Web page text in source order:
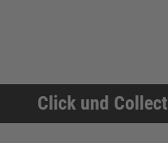
Click und Collect